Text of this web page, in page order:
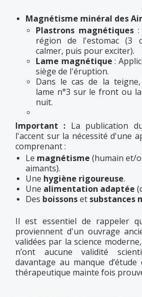
Magnétisme minéral des
Plastrons magnétiques:
région de l'estomac (3
calmer, puis pour exciter).
Lame magnétique :
siège de l'éruption.
Dans le cas de la
lame n°3 sur le front ou
nuit.
Important : La publication
l'accent sur la nécessité d'une
comprenant :
Le magnétisme (humain et/
aimants).
Une hygiène rigoureuse.
Une alimentation adaptée
Des boissonset substances
Il est essentiel de rappeler
proviennent d'un ouvrage
validées par la science
n’ont aucune validité
davantage au manque d’étude
thérapeutique mainte fois